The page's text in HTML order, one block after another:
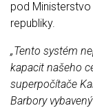
pod
republiky.
„Tento systém
kapacit našeho
superpočítače
Barbory